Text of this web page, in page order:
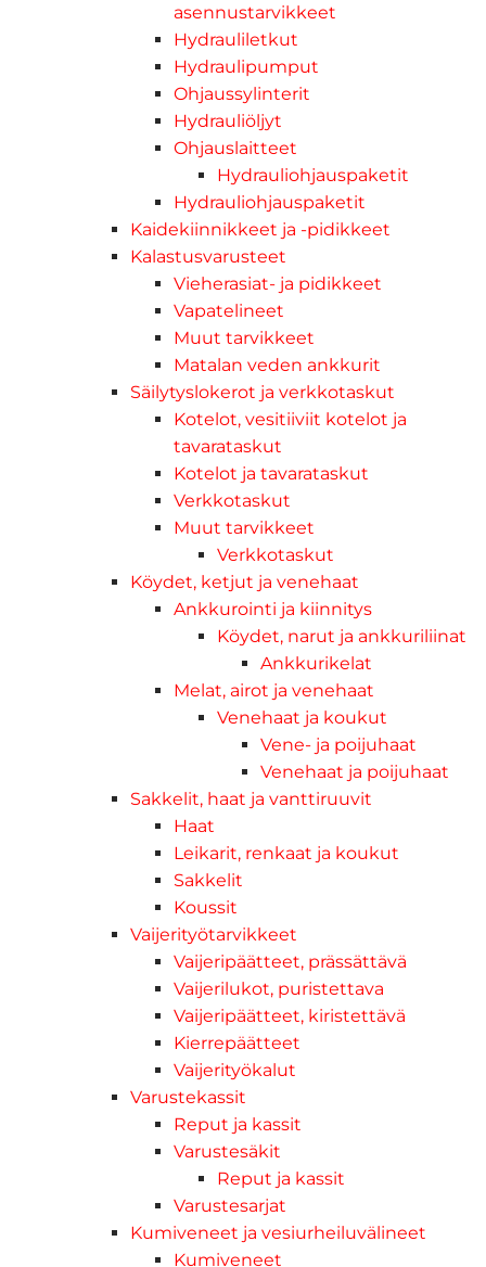
asennustarvikkeet
Hydrauliletkut
Hydraulipumput
Ohjaussylinterit
Hydrauliöljyt
Ohjauslaitteet
Hydrauliohjauspaketit
Hydrauliohjauspaketit
Kaidekiinnikkeet ja -pidikkeet
Kalastusvarusteet
Vieherasiat- ja pidikkeet
Vapatelineet
Muut tarvikkeet
Matalan veden ankkurit
Säilytyslokerot ja verkkotaskut
Kotelot, vesitiiviit kotelot ja
tavarataskut
Kotelot ja tavarataskut
Verkkotaskut
Muut tarvikkeet
Verkkotaskut
Köydet, ketjut ja venehaat
Ankkurointi ja kiinnitys
Köydet, narut ja ankkuriliinat
Ankkurikelat
Melat, airot ja venehaat
Venehaat ja koukut
Vene- ja poijuhaat
Venehaat ja poijuhaat
Sakkelit, haat ja vanttiruuvit
Haat
Leikarit, renkaat ja koukut
Sakkelit
Koussit
Vaijerityötarvikkeet
Vaijeripäätteet, prässättävä
Vaijerilukot, puristettava
Vaijeripäätteet, kiristettävä
Kierrepäätteet
Vaijerityökalut
Varustekassit
Reput ja kassit
Varustesäkit
Reput ja kassit
Varustesarjat
Kumiveneet ja vesiurheiluvälineet
Kumiveneet